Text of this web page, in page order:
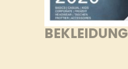
BEKLEIDUNG